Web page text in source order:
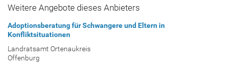
Weitere Angebote dieses Anbieters
Adoptionsberatung für Schwangere und Eltern in
Konfliktsituationen
Landratsamt Ortenaukreis
Offenburg